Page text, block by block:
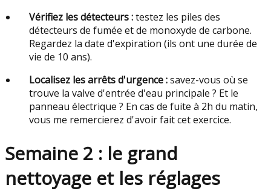
Vérifiez les détecteurs :testez les piles des
détecteurs de fumée et de monoxyde de carbone.
Regardez la date d'expiration (ils ont une durée de
vie de 10 ans).
Localisez les arrêts d'urgence :savez-vous où se
trouve la valve d'entrée d'eau principale ? Et le
panneau électrique ? En cas de fuite à 2h du matin,
vous me remercierez d'avoir fait cet exercice.
Semaine 2 : le grand
nettoyage et les réglages